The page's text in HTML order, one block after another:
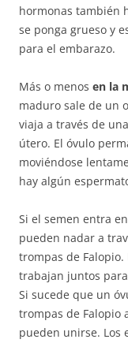
hormonas también
se ponga grueso y
para el embarazo.
Más o menos en la
maduro sale de un
viaja a través de
útero. El óvulo
moviéndose
hay algún
Si el semen entra
pueden nadar a
trompas de
trabajan juntos
Si sucede que un
trompas de Falopio
pueden unirse. Los